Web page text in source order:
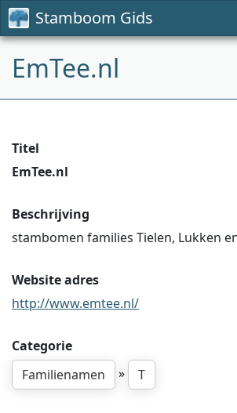
Stamboom Gids
EmTee.nl
Titel
EmTee.nl
Beschrijving
stambomen families Tielen, Lukken
Website adres
http://www.emtee.nl/
Categorie
Familienamen
» T